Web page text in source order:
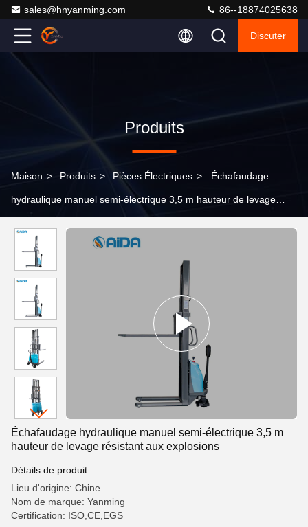
sales@hnyanming.com 86--18874025638
Discuter
Produits
Maison > Produits > Pièces Électriques > Échafaudage
hydraulique manuel semi-électrique 3,5 m hauteur de levage
Échafaudage hydraulique manuel semi-électrique 3,5 m
hauteur de levage résistant aux explosions
Détails de produit
Lieu d'origine: Chine
Nom de marque: Yanming
Certification: ISO,CE,EGS